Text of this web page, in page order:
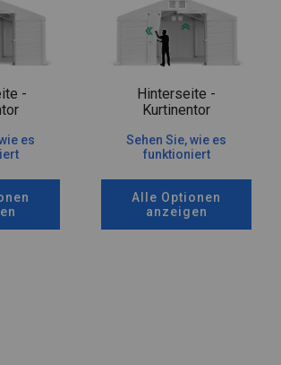
-
es
Hinterseite -
Kurtinentor
Sehen Sie, wie es
funktioniert
Alle Optionen
anzeigen